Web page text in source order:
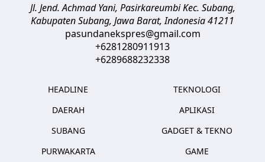
Jl. Jend. Achmad Yani, Pasirkareumbi Kec. Subang,
Kabupaten Subang, Jawa Barat,Indonesia41211
pasundanekspres@gmail.com
+6281280911913
+6289688232338
HEADLINE
DAERAH
SUBANG
PURWAKARTA
TEKNOLOGI
APLIKASI
GADGET & TEKNO
GAME